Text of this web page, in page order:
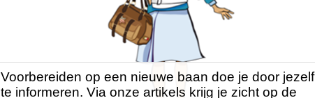
Voorbereiden op een nieuwe baan doe je door jezelf
te informeren. Via onze artikels krijg je zicht op de